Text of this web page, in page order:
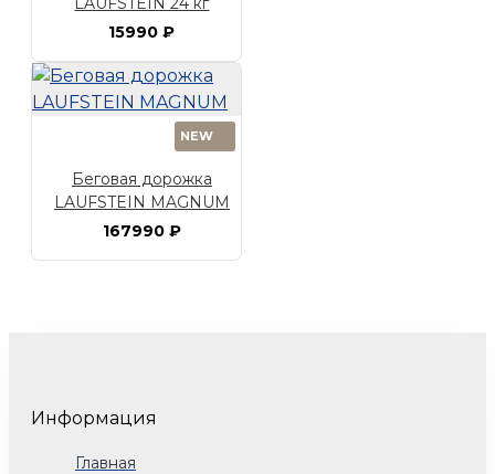
15990 ₽
NEW
Беговая дорожка
LAUFSTEIN MAGNUM
167990 ₽
Информация
Главная